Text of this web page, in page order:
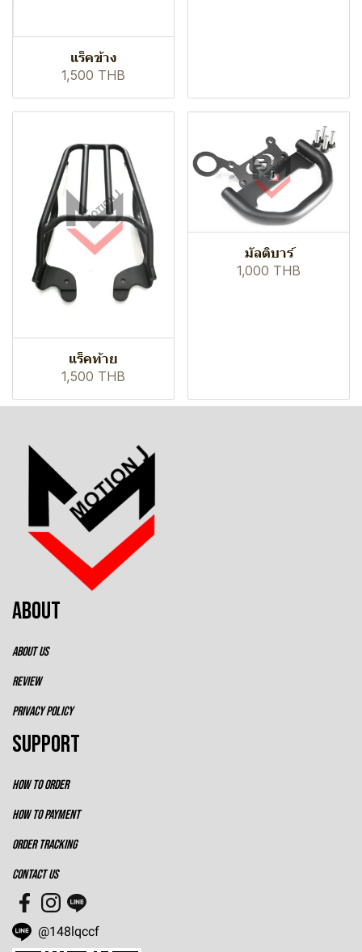
แร็คข้าง
1,500 THB
แร็คท้าย
1,500 THB
มัลติบาร์
1,000 THB
ABOUT
ABOUT US
REVIEW
PRIVACY POLICY
SUPPORT
HOW TO ORDER
HOW TO PAYMENT
ORDER TRACKING
CONTACT US
@148lqccf